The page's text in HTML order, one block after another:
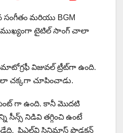
సంగీతం మరియు BGM
ముఖ్యంగా టైటిల్ సాంగ్ చాలా
విజువల్ ట్రీట్‌గా ఉంది.
చక్కగా చూపించాడు.
గా ఉంది. కానీ మొదటి
సీన్స్ నిడివి తగ్గించి ఉంటే
పిఎల్‌వి సినిమాస్ ప్రొడక్షన్